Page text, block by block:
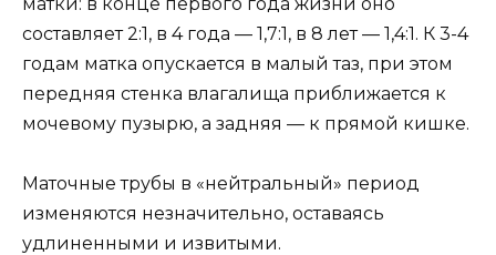
составляет 2:1, в 4 года — 1,7:1, в 8 лет — 1,4:1. К 3-4
годам матка опускается в малый таз, при этом
передняя стенка влагалища приближается к
мочевому пузырю, а задняя — к прямой кишке.
Маточные трубы в «нейтральный» период
изменяются незначительно, оставаясь
удлиненными и извитыми.